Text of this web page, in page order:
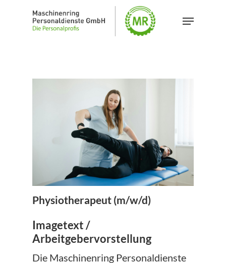
Menu
Physiotherapeut (m/w/d)
Imagetext /
Arbeitgebervorstellung
Die Maschinenring Personaldienste